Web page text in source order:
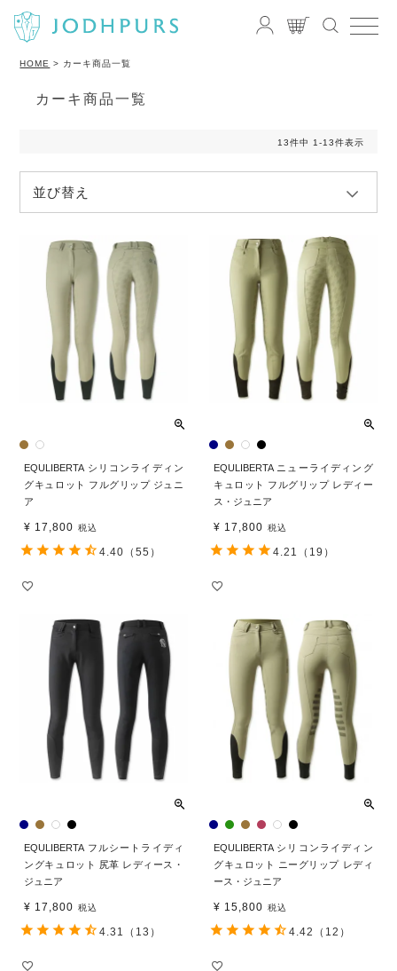
HOME カーキ商品一覧
カーキ商品一覧
並び替え
13件中 1 -13件表示
EQULIBERTA シリコンライディン
グキュロット フルグリップ ジュニ
ア
¥ 17,800 税込
4.40 （55）
EQULIBERTA ニューライディング
キュロット フルグリップ レディー
ス・ジュニア
¥ 17,800 税込
4.21 （19）
EQULIBERTA フルシートライディ
ングキュロット 尻革 レディース・
ジュニア
¥ 17,800 税込
4.31 （13）
EQULIBERTA シリコンライディン
グキュロット ニーグリップ レディ
ース・ジュニア
¥ 15,800 税込
4.42 （12）